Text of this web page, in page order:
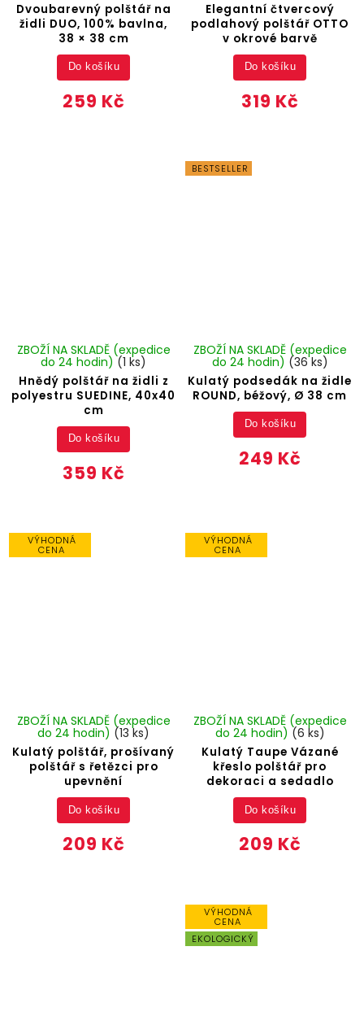
Dvoubarevný polštář na
židli DUO, 100% bavlna,
38 × 38 cm
259 Kč
Do košíku
Elegantní čtvercový
podlahový polštář OTTO
v okrové barvě
319 Kč
Do košíku
Hnědý polštář na židli z
polyestru SUEDINE, 40x40
cm
ZBOŽÍ NA SKLADĚ (expedice
do 24 hodin)(1 ks)
359 Kč
Do košíku
BESTSELLER
Kulatý podsedák na židle
ROUND, béžový, Ø 38 cm
ZBOŽÍ NA SKLADĚ (expedice
do 24 hodin) (36 ks)
249 Kč
Do košíku
VÝHODNÁ
CENA
Kulatý polštář, prošívaný
polštář s řetězci pro
upevnění
ZBOŽÍ NA SKLADĚ (expedice
do 24 hodin) (13 ks)
209 Kč
Do košíku
VÝHODNÁ
CENA
Kulatý Taupe Vázané
křeslo polštář pro
dekoraci a sedadlo
ZBOŽÍ NA SKLADĚ (expedice
do 24 hodin) (6 ks)
209 Kč
Do košíku
VÝHODNÁ
CENA
EKOLOGICKÝ